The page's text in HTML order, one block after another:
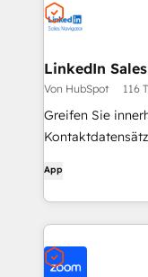
LinkedIn
Von HubSpot 116
Greifen Sie
App